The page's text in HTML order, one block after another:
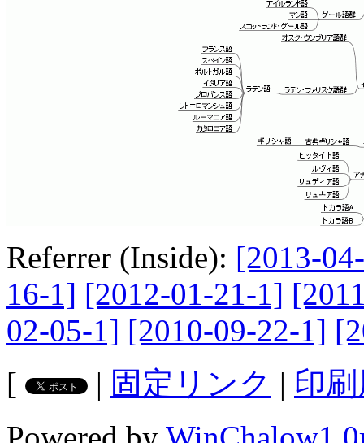
Referrer (Inside): [2013-
16-1] [2012-01-21-1]
02-05-1] [2010-09-22-1]
[
| 固定リンク | 印